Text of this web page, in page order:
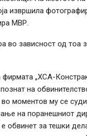
извршила
МВР.
во зависност од тоа
фирмата „ХСА-
на
моментов му се
на поранешниот
е обвинет за тешки